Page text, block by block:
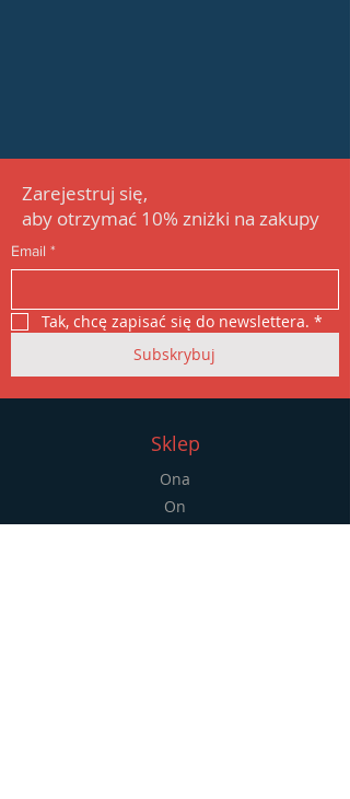
Zarejestruj się,
aby otrzymać 1 0% zniżki na zakupy
Email *
Tak, chcę zapisać się do newslettera. *
Subskrybuj
Sklep
Ona
On